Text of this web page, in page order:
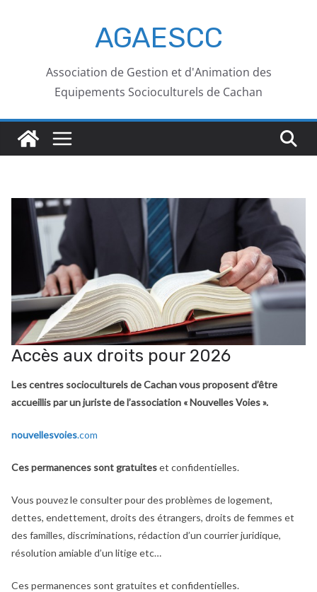
AGAESCC
Association de Gestion et d'Animation des
Equipements Socioculturels de Cachan
Accès aux droits pour 2026
Les centres socioculturels de Cachan vous proposent d’être
accueillis par un juriste de l’association « Nouvelles Voies ».
nouvellesvoies.com
Ces permanences sont gratuiteset confidentielles.
Vous pouvez le consulter pour des problèmes de logement,
dettes, endettement, droits des étrangers, droits de femmes et
des familles, discriminations, rédaction d’un courrier juridique,
résolution amiable d’un litige etc…
Ces permanences sont gratuites et confidentielles.